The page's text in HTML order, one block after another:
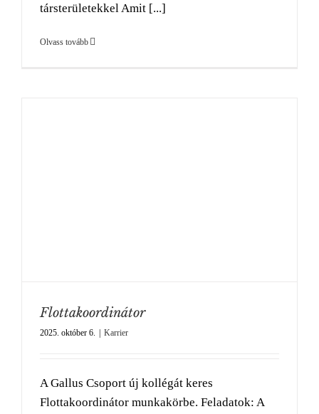
társterületekkel Amit [...]
Olvass tovább
Flottakoordinátor
2025. október 6. Karrier
A Gallus Csoport új kollégát keres
Flottakoordinátor munkakörbe. Feladatok: A